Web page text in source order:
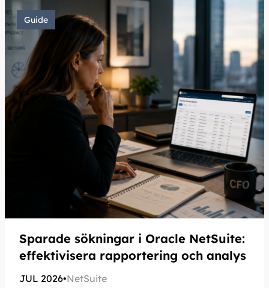
Guide
Sparade sökningar i Oracle NetSuite:
effektivisera rapportering och analys
JUL 2026•NetSuite